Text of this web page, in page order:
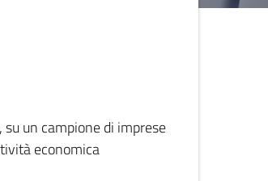
un campione di imprese
economica